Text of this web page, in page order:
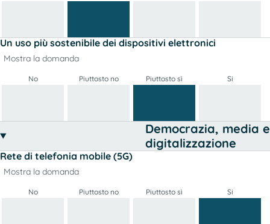
Un uso più sostenibile dei dispositivi elettronici
Mostra la domanda
No Piuttosto no Piuttosto sì Si
Democrazia, media e
digitalizzazione
Rete di telefonia mobile (5G)
Mostra la domanda
No Piuttosto no Piuttosto sì Si